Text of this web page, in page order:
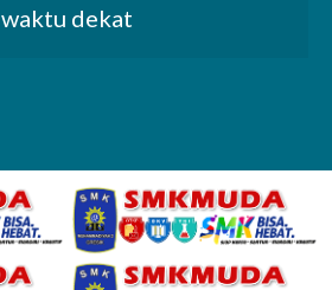
waktu dekat